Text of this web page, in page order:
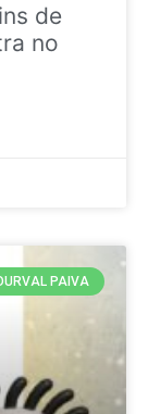
de
no
PAIVA